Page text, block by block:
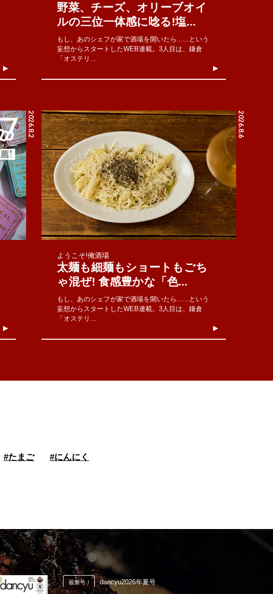
野菜、チーズ、オリーブオイ
ルの三位一体感に唸る!塩...
もし、あのシェフが家で酒場を開いたら......という
妄想からスタートしたWEB連載。3人目は、鎌倉
「オステリ...
2026.8.2 2026.8.6
ようこそ!俺酒場
太麺も細麺もショートもごち
ゃ混ぜ! 食感豊かな「色...
もし、あのシェフが家で酒場を開いたら......という
妄想からスタートしたWEB連載。3人目は、鎌倉
「オステリ...
#たまご #にんにく
最新号！ dancyu2026年夏号